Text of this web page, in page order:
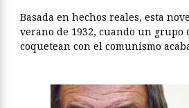
Basada en hechos reales, esta
verano de 1932, cuando un grupo
coquetean con el comunismo